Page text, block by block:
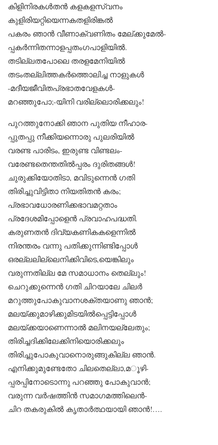
കിളിനിരകൾതൻ കളകളസ്വനം
കുളിരിയറ്റിയെന്നകതളിരിങ്കൽ
പകരം ഞാൻ വീണാക്വണിതം മേല്ക്കുമേൽ-
പ്പകർന്നിതന്നാളപ്പതംഗപാളിയിൽ.
തടില്ലതപോലെ തരളമേനിയിൽ
തടംതല്ലിത്തകർത്തൊലിച്ച നാളുകൾ
-മദീയജീവിതപ്രഭാതവേളകൾ-
മറഞ്ഞുപോ;-യിനി വരില്ലൊരിക്കലും!
പുറത്തുനോക്കി ഞാന പുതിയ നീഹാര-
പ്പുതപ്പു നീക്കിയന്നൊരു പുലരിയിൽ
വരണ്ട പാരിടം, ഇരുണ്ട വിണ്ടലം-
വരേണ്ടതെന്തതിൽപ്പരം ദുരിതങ്ങൾ!
ചുരുക്കിയോതിടാ, മവിടുന്നെൻ ഗതി
തിരിച്ചുവിട്ടിതാ നിയതിതൻ കരം;
പ്രഭാവധോരണിക്കഭാവമറ്റതാം
പ്രദേശമിപ്പോളെൻ പ്രവാഹപദ്ധതി.
കരുണതൻ ദിവ്യകണികകളെന്നിൽ
നിരന്തരം വന്നു പതിക്കുന്നിണ്ടിപ്പോൾ
ഒരല്ലലില്ലെനിക്കിവിടെ,യെങ്കിലും
വരുന്നതില്ല മേ സമാധാനം തെല്ലും!
ചെറുക്കുന്നെൻ ഗതി ചിറയാലേ ചിലർ
മറുത്തുപോകുവാനശക്തയാണു ഞാൻ;
മലയ്ക്കുമാഴിക്കുമിടയിൽപ്പെട്ടിപ്പോൾ
മലയ്ക്കയാണെന്നാൽ മലിനയല്ലേതും;
തിരിച്ചദിക്കിലേക്കിനിയൊരിക്കലും
തിരിച്ചുപോകുവാനൊരുങ്ങുകില്ല ഞാൻ.
എനിക്കുമുണ്ടേതോ ചിലതെല്ലാ,മൂഴി-
പ്പരപ്പിനോടൊന്നു പറഞ്ഞു പോകുവാൻ;
വരുന്ന വർഷത്തിൻ സമാഗമത്തിലെൻ-
ചിറ തകരുകിൽ കൃതാർത്ഥയായി ഞാൻ!….